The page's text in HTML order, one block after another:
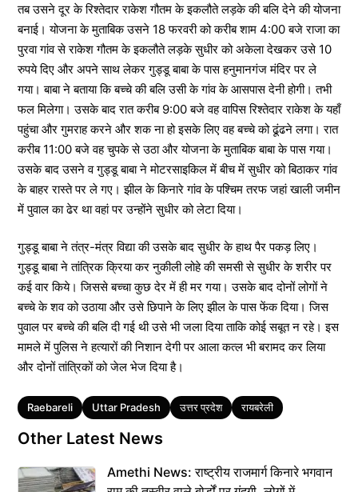
तब उसने दूर के रिश्तेदार राकेश गौतम के इकलौते लड़के की बलि देने की योजना
बनाई। योजना के मुताबिक उसने 18 फरवरी को करीब शाम 4:00 बजे राजा का
पुरवा गांव से राकेश गौतम के इकलौते लड़के सुधीर को अकेला देखकर उसे 10
रुपये दिए और अपने साथ लेकर गुड्डू बाबा के पास हनुमानगंज मंदिर पर ले
गया। बाबा ने बताया कि बच्चे की बलि उसी के गांव के आसपास देनी होगी। तभी
फल मिलेगा। उसके बाद रात करीब 9:00 बजे वह वापिस रिश्तेदार राकेश के यहाँ
पहुंचा और गुमराह करने और शक ना हो इसके लिए वह बच्चे को ढूंढने लगा। रात
करीब 11:00 बजे वह चुपके से उठा और योजना के मुताबिक बाबा के पास गया।
उसके बाद उसने व गुड्डू बाबा ने मोटरसाइकिल में बीच में सुधीर को बिठाकर गांव
के बाहर रास्ते पर ले गए। झील के किनारे गांव के पश्चिम तरफ जहां खाली जमीन
में पुवाल का ढेर था वहां पर उन्होंने सुधीर को लेटा दिया।
गुड्डू बाबा ने तंत्र-मंत्र विद्या की उसके बाद सुधीर के हाथ पैर पकड़ लिए।
गुड्डू बाबा ने तांत्रिक क्रिया कर नुकीली लोहे की समसी से सुधीर के शरीर पर
कई वार किये। जिससे बच्चा कुछ देर में ही मर गया। उसके बाद दोनों लोगों ने
बच्चे के शव को उठाया और उसे छिपाने के लिए झील के पास फेंक दिया। जिस
पुवाल पर बच्चे की बलि दी गई थी उसे भी जला दिया ताकि कोई सबूत न रहे। इस
मामले में पुलिस ने हत्यारों की निशान देगी पर आला कत्ल भी बरामद कर लिया
और दोनों तांत्रिकों को जेल भेज दिया है।
Tags
Raebareli Uttar Pradesh उत्तर प्रदेश रायबरेली
Other Latest News
Amethi News: राष्ट्रीय राजमार्ग किनारे भगवान